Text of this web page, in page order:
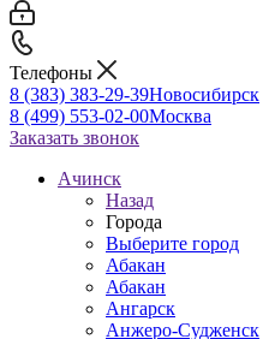
Телефоны
8 (383) 383-29-39Новосибирск
8 (499) 553-02-00Москва
Заказать звонок
Ачинск
Назад
Города
Выберите город
Абакан
Абакан
Ангарск
Анжеро-Судженск